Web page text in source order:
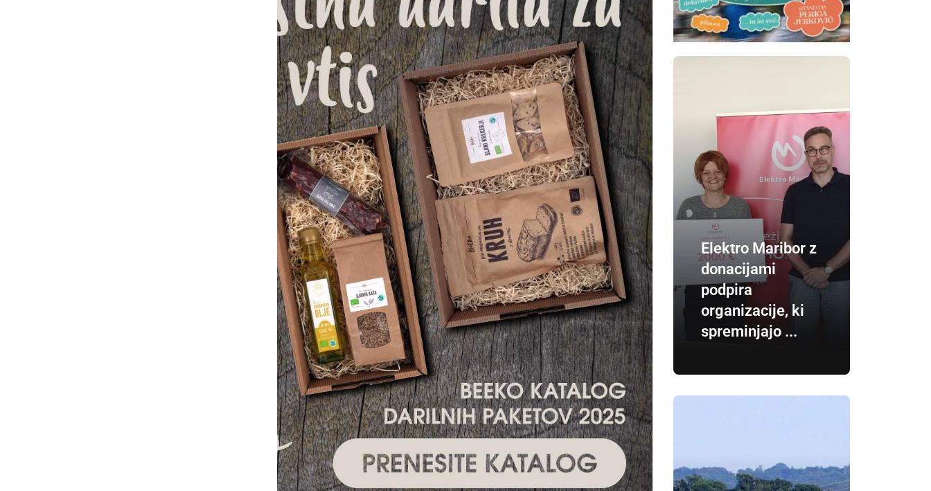
Elektro Maribor z
donacijami
podpira
organizacije, ki
spreminjajo ...